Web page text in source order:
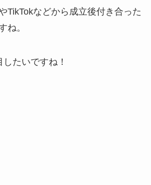
TikTokなどから成立後付き合った
ね。
たいですね！